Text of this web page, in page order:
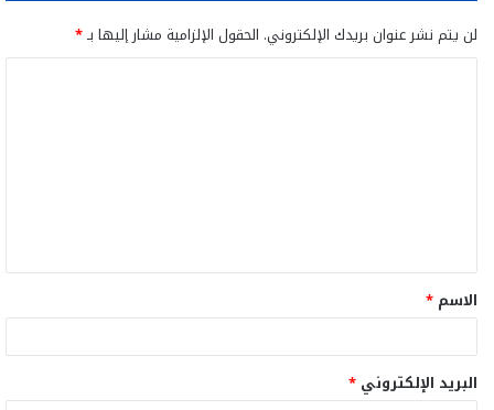
لن يتم نشر عنوان بريدك الإلكتروني. الحقول الإلزامية مشار إليها بـ*
ق
*
الاسم *
البريد الإلكتروني *